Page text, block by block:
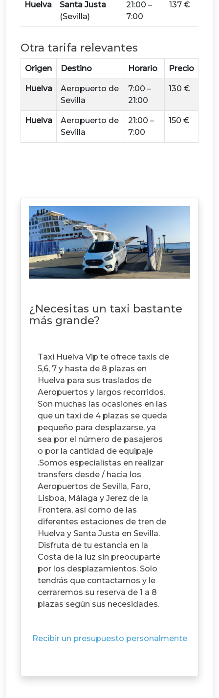
Huelva
Santa Justa
(Sevilla)
21:00 –
7:00
137 €
Otra tarifa relevantes
Origen Destino Horario Precio
Huelva
Aeropuerto de
Sevilla
7:00 –
21:00
130 €
Huelva
Aeropuerto de
Sevilla
21:00 –
7:00
150 €
¿Necesitas un taxi bastante
más grande?
Taxi Huelva Vip te ofrece taxis de
5,6, 7 y hasta de 8 plazas en
Huelva para sus traslados de
Aeropuertos y largos recorridos.
Son muchas las ocasiones en las
que un taxi de 4 plazas se queda
pequeño para desplazarse, ya
sea por el número de pasajeros
o por la cantidad de equipaje
.Somos especialistas en realizar
transfers desde / hacia los
Aeropuertos de Sevilla, Faro,
Lisboa, Málaga y Jerez de la
Frontera, así como de las
diferentes estaciones de tren de
Huelva y Santa Justa en Sevilla.
Disfruta de tu estancia en la
Costa de la luz sin preocuparte
por los desplazamientos. Solo
tendrás que contactarnos y le
cerraremos su reserva de 1 a 8
plazas según sus necesidades.
Recibir un presupuesto personalmente